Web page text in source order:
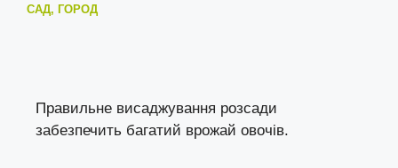
САД, ГОРОД
Правильне висаджування розсади
забезпечить багатий врожай овочів.